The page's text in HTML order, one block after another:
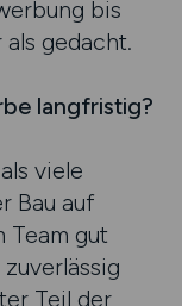
bis
gedacht.
langfristig?
viele
Bau auf
Team gut
Teil der